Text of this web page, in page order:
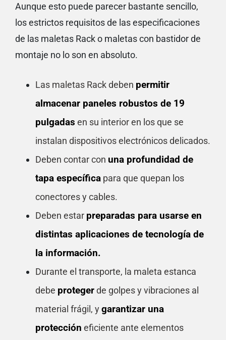
Aunque esto puede parecer bastante sencillo,
los estrictos requisitos de las especificaciones
de las maletas Rack o maletas con bastidor de
montaje no lo son en absoluto.
Las maletas Rack deben permitir
almacenar paneles robustos de 19
pulgadas en su interior en los que se
instalan dispositivos electrónicos delicados.
Deben contar con una profundidad de
tapa específica para que quepan los
conectores y cables.
Deben estar preparadas para usarse en
distintas aplicaciones de tecnología de
la información.
Durante el transporte, la maleta estanca
debe protegerde golpes y vibraciones al
material frágil, ygarantizar una
protección eficiente ante elementos